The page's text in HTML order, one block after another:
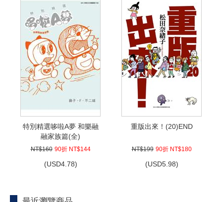
特別精選哆啦A夢 和樂融
融家族篇(全)
NT$160 90折 NT$144
(USD4.78)
重版出來！(20)END
NT$199 90折 NT$180
(USD5.98)